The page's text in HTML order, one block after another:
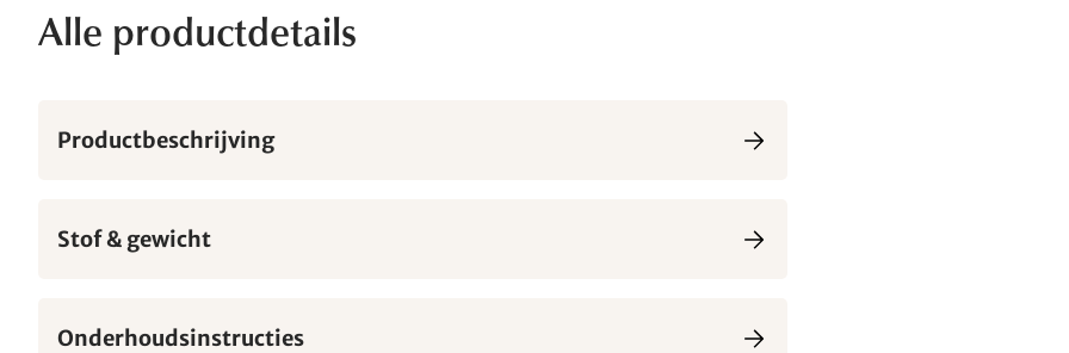
Alle productdetails
Productbeschrijving
Stof & gewicht
Onderhoudsinstructies